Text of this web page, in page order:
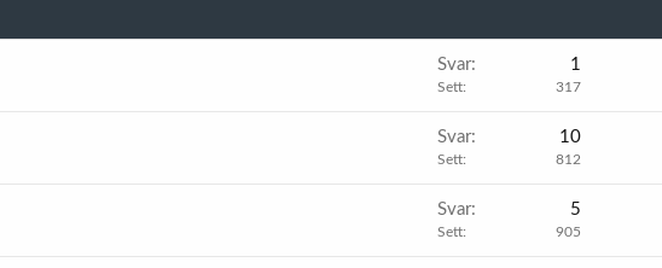
Svar 1
Sett 317
Svar 10
Sett 812
Svar 5
Sett 905